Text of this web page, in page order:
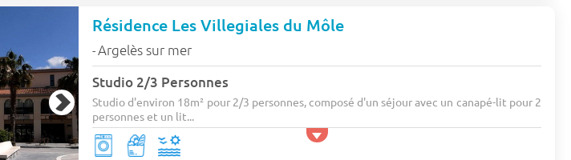
Résidence Les Villegiales du Môle
-Argelès sur mer
Studio 2/3 Personnes
Studio d'environ 18m² pour 2/3 personnes, composé d'un séjour avec un canapé-lit pour 2
personnes et un lit...